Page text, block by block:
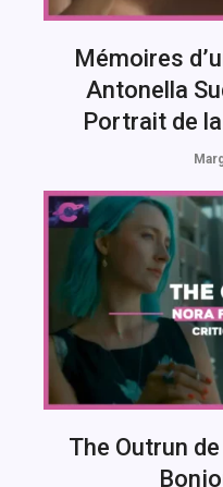
Mémoires
Antonella
Portrait de
The Outrun